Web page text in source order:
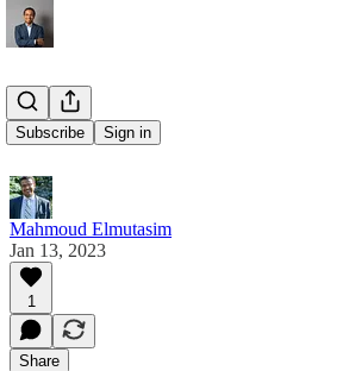
Subscribe Sign in
Mahmoud Elmutasim
Jan 13, 2023
1
Share